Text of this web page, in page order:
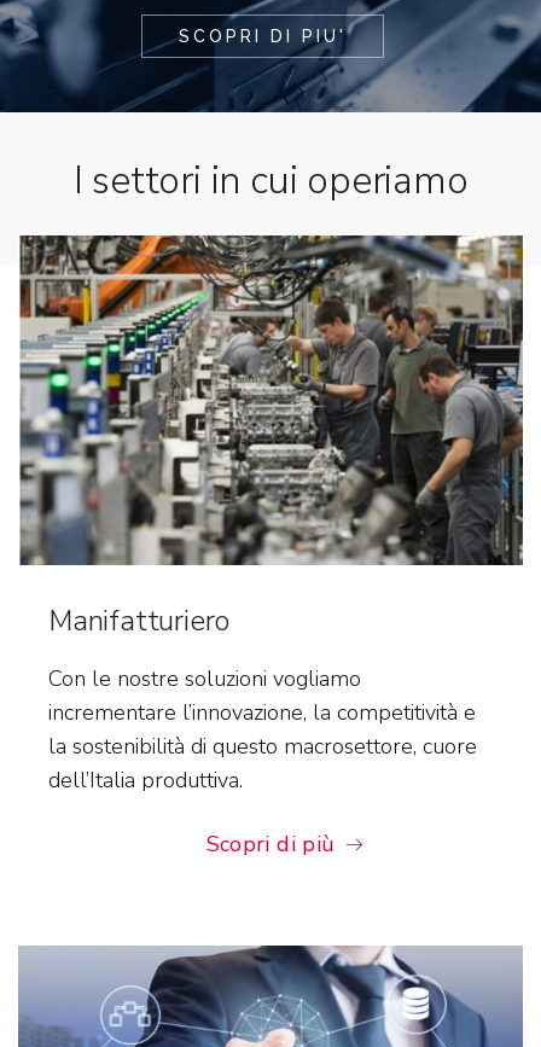
I settori in cui operiamo
Manifatturiero
Con le nostre soluzioni vogliamo
incrementare l’innovazione, la competitività e
la sostenibilità di questo macrosettore, cuore
dell’Italia produttiva.
Scopri di più